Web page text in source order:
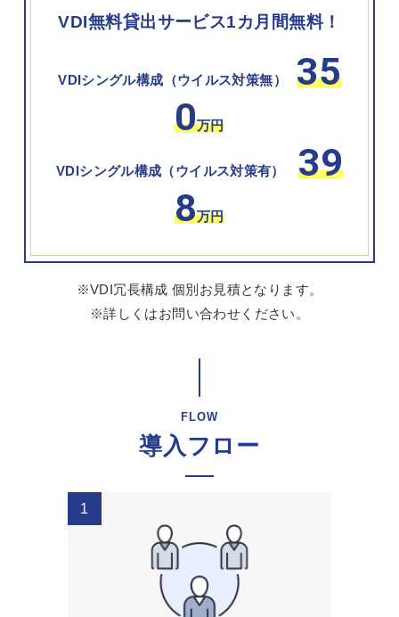
VDI無料貸出サービス1カ月間無料！
VDIシングル構成（ウイルス対策無）
35
0万円
VDIシングル構成（ウイルス対策有）
39
8万円
※VDI冗長構成 個別お見積となります。
※詳しくはお問い合わせください。
FLOW
導入フロー